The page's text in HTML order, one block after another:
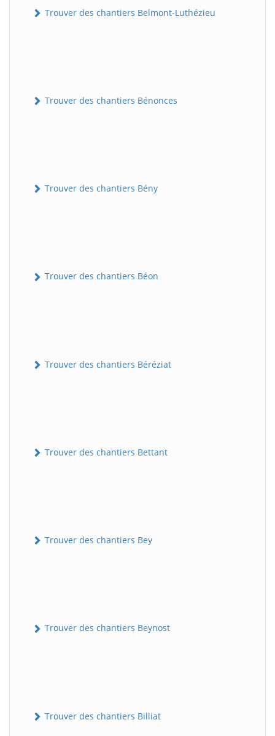
Trouver des chantiers Belmont-Luthézieu
Trouver des chantiers Bénonces
Trouver des chantiers Bény
Trouver des chantiers Béon
Trouver des chantiers Béréziat
Trouver des chantiers Bettant
Trouver des chantiers Bey
Trouver des chantiers Beynost
Trouver des chantiers Billiat